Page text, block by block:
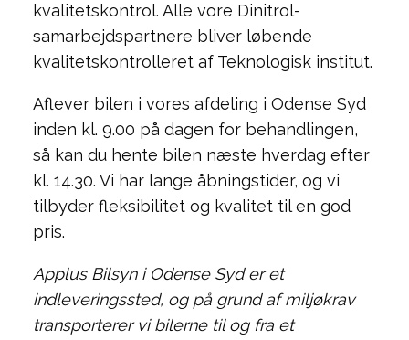
kvalitetskontrol. Alle vore Dinitrol-
samarbejdspartnere bliver løbende
kvalitetskontrolleret af Teknologisk institut.
Aflever bilen i vores afdeling i Odense Syd
inden kl. 9.00 på dagen for behandlingen,
så kan du hente bilen næste hverdag efter
kl. 14.30. Vi har lange åbningstider, og vi
tilbyder fleksibilitet og kvalitet til en god
pris.
Applus Bilsyn i Odense Syd er et
indleveringssted, og på grund af miljøkrav
transporterer vi bilerne til og fra et